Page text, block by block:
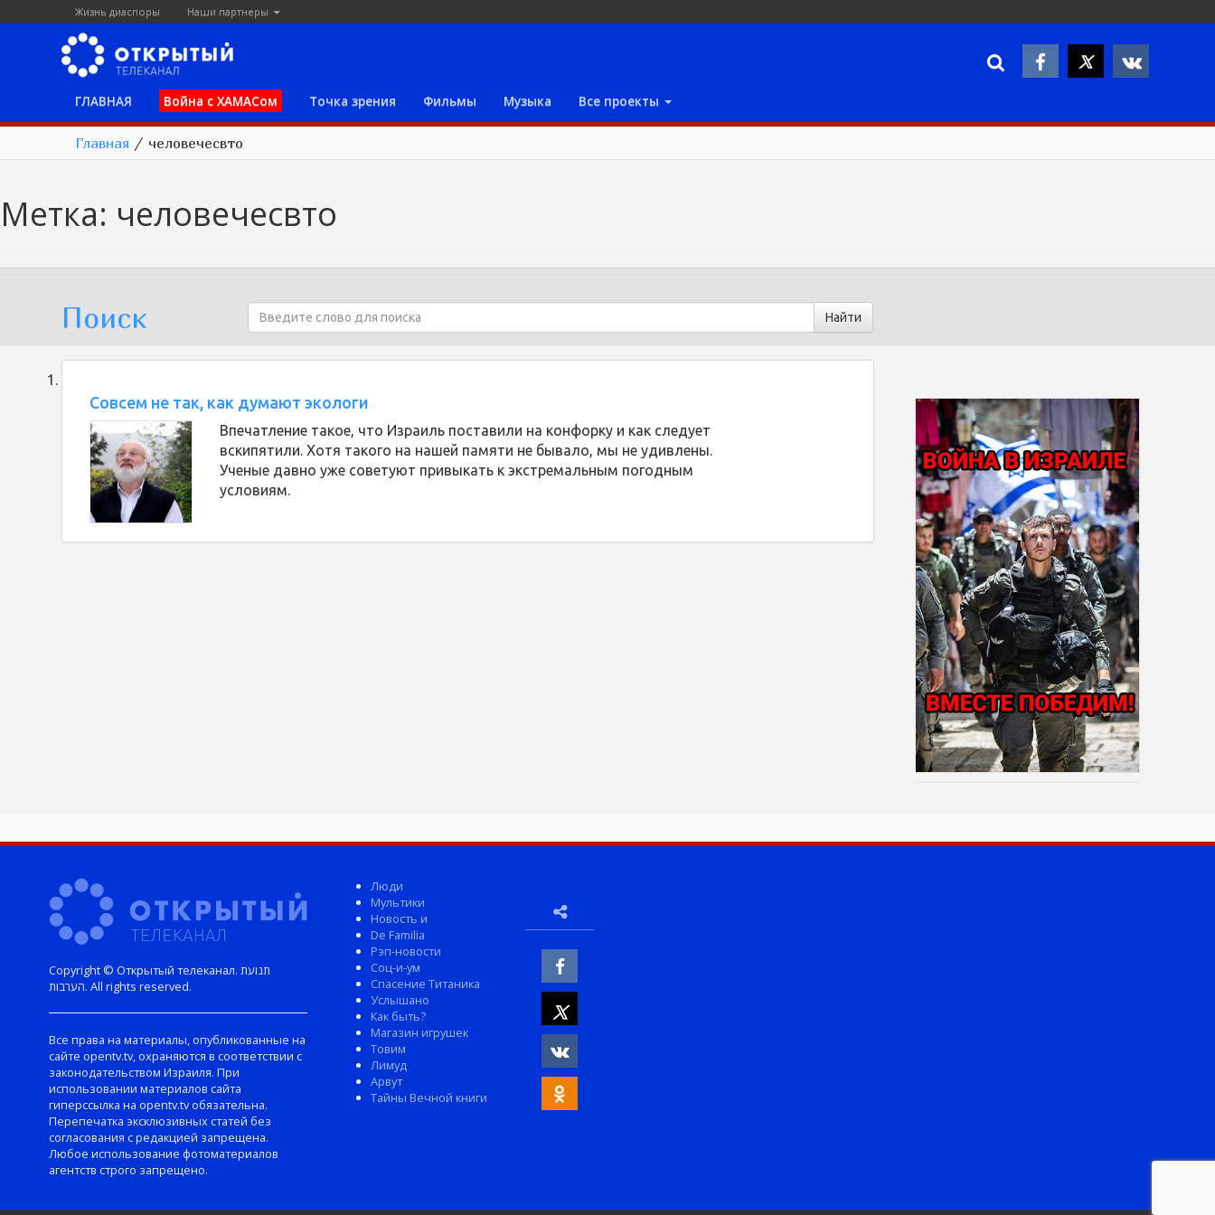
Жизнь диаспоры Наши партнеры
ГЛАВНАЯ Война с ХАМАСом Точка зрения Фильмы Музыка Все проекты
Главная / человечесвто
Метка: человечесвто
Поиск
Совсем не так, как думают экологи
Впечатление такое, что Израиль поставили на конфорку и как следует
вскипятили. Хотя такого на нашей памяти не бывало, мы не удивлены.
Ученые давно уже советуют привыкать к экстремальным погодным
условиям.
Copyright © Открытый телеканал. תנועת
הערבות. All rights reserved.
Все права на материалы, опубликованные на
сайте opentv.tv, охраняются в соответствии с
законодательством Израиля. При
использовании материалов сайта
гиперссылка на opentv.tv обязательна.
Перепечатка эксклюзивных статей без
согласования с редакцией запрещена.
Любое использование фотоматериалов
агентств строго запрещено.
Люди
Мультики
Новость и
De Familia
Рэп-новости
Соц-и-ум
Спасение Титаника
Услышано
Как быть?
Магазин игрушек
Товим
Лимуд
Арвут
Тайны Вечной книги